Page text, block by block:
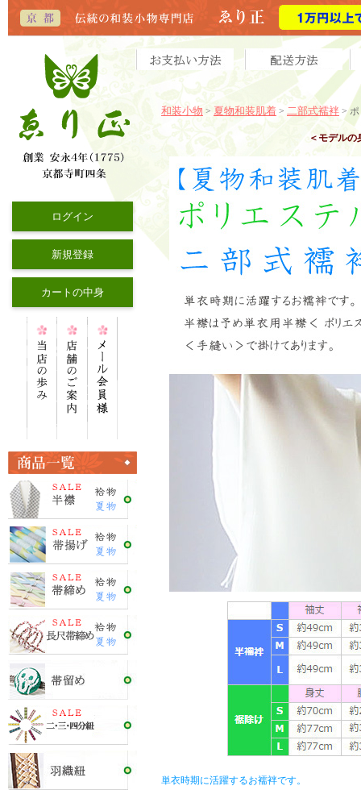
ログイン
新規登録
カートの中身
和装小物 > 夏物和装肌着 > 二部式襦袢 >
＜モデルの
単衣時期に活躍するお襦袢です。